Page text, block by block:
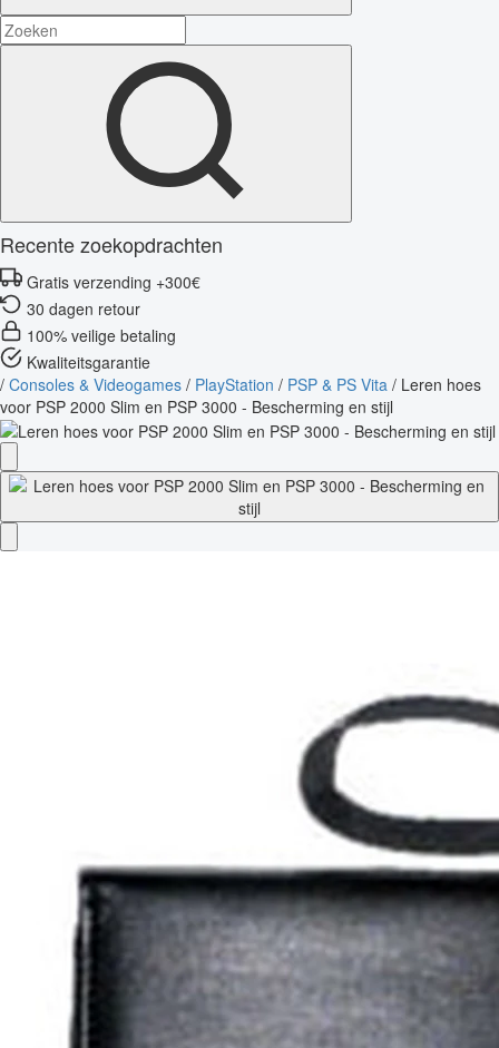
Recente zoekopdrachten
Gratis verzending +300€
30 dagen retour
100% veilige betaling
Kwaliteitsgarantie
/ Consoles & Videogames / PlayStation / PSP & PS Vita / Leren hoes
voor PSP 2000 Slim en PSP 3000 - Bescherming en stijl